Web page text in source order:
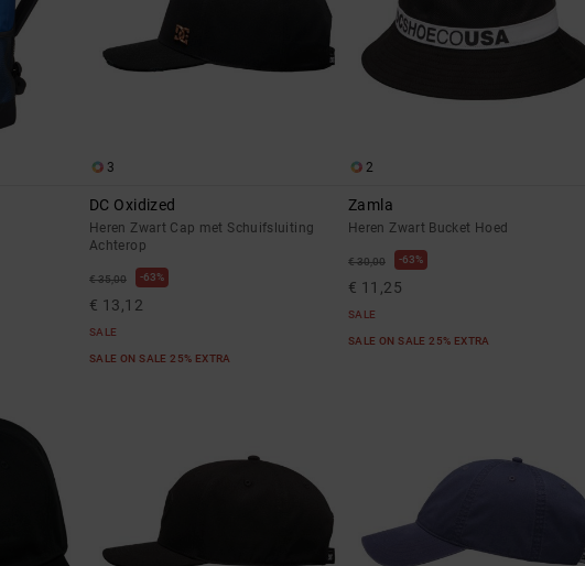
3
DC Oxidized
Heren Zwart Cap met Schuifsluiting
Achterop
€ 35,00 63%
€ 13,12
SALE
SALE ON SALE 25% EXTRA
2
Zamla
Heren Zwart Bucket Hoed
€ 30,00 63%
€ 11,25
SALE
SALE ON SALE 25% EXTRA